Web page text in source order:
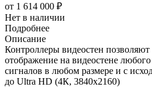
от 1 614 000 ₽
Нет в наличии
Подробнее
Описание
Контроллеры видеостен
отображение на видеостене
сигналов в любом размере и с
до Ultra HD (4К, 3840x2160)